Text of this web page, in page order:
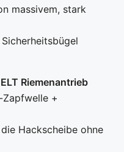
massivem, stark
Riemenantrieb
+
Hackscheibe ohne